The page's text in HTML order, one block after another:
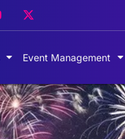
Event Management